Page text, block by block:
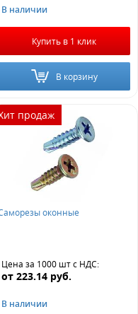
В наличии
Купить в 1 клик
В корзину
продаж
оконные
Цена за 1000 штс НДС:
от 223.14 руб.
В наличии